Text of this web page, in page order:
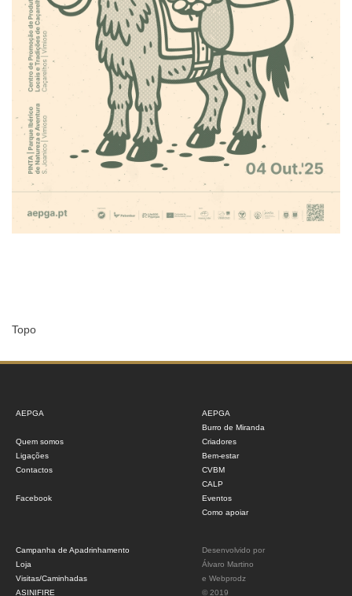
Topo
AEPGA
Quem somos
Ligações
Contactos
Facebook
AEPGA
Burro de Miranda
Criadores
Bem-estar
CVBM
CALP
Eventos
Como apoiar
Campanha de Apadrinhamento
Loja
Visitas/Caminhadas
ASINIFIRE
Desenvolvido por
Álvaro Martino
e Webprodz
© 2019